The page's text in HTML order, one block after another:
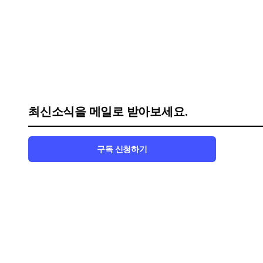
최신소식을 메일로 받아보세요.
구독 신청하기